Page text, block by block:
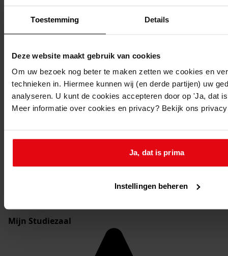
Toestemming Details
Deze website maakt gebruik van cookies
Om uw bezoek nog beter te maken zetten we cookies en
technieken in. Hiermee kunnen wij (en derde partijen) uw
analyseren. U kunt de cookies accepteren door op 'Ja, dat
Meer informatie over cookies en privacy? Bekijk ons
Ja, dat is prima
Instellingen beheren
820-822Kasboeken van ontvangsten uit de verhuur
van geabandonneerde landen, 1715-1746
Toon details van deze beschrijving
t.b.v. de vroedschap van Lutjebroek, 28 juli 1718
237-239 Registers van ontvangen ordinaris- en extra-
ordinaris verpondingen, met aantekeningen over
achterstallige betalingen, 1722-1744
1107 Stede en gemeente Grootebroek
2.Inventarissen
Mijn Studiezaal